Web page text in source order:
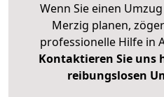
Wenn Sie einen
Merzig planen,
professionelle Hilfe in
Kontaktieren Sie uns
reibungslosen